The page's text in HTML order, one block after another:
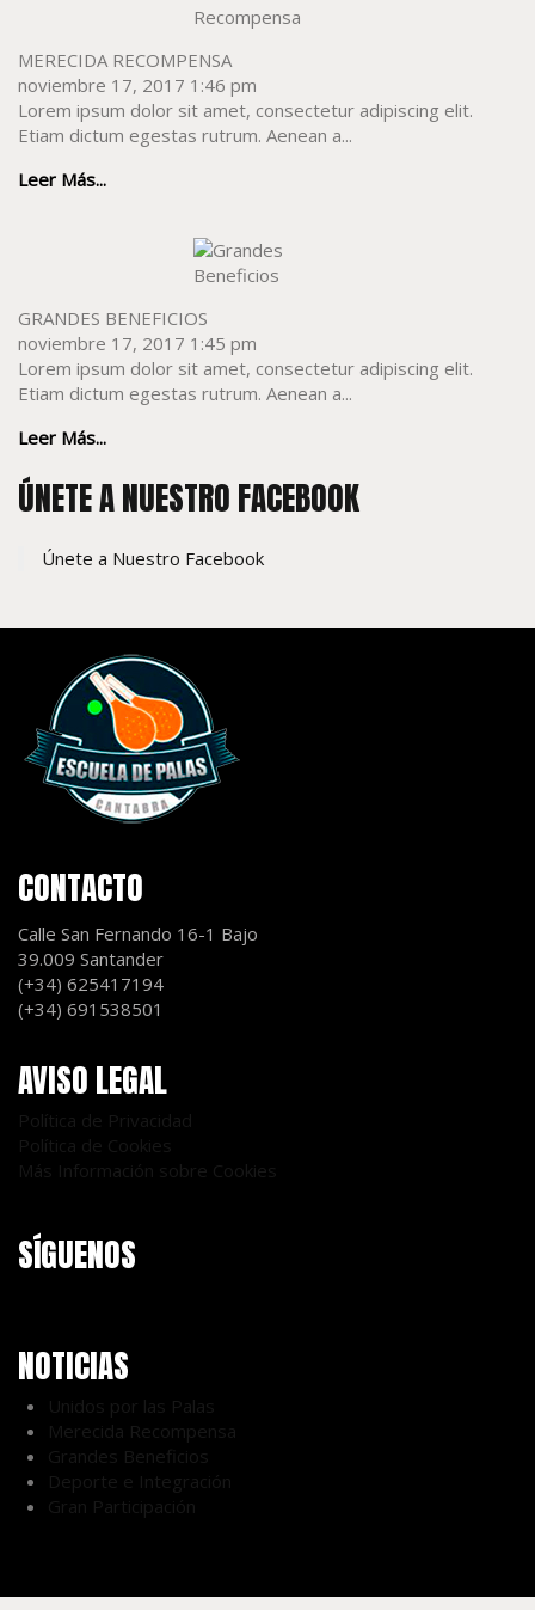
MERECIDA RECOMPENSA
noviembre 17, 2017 1:46 pm
Lorem ipsum dolor sit amet, consectetur adipiscing elit.
Etiam dictum egestas rutrum. Aenean a...
Leer Más...
GRANDES BENEFICIOS
noviembre 17, 2017 1:45 pm
Lorem ipsum dolor sit amet, consectetur adipiscing elit.
Etiam dictum egestas rutrum. Aenean a...
Leer Más...
ÚNETE A NUESTRO FACEBOOK
Únete a Nuestro Facebook
CONTACTO
Calle San Fernando 16-1 Bajo
39.009 Santander
(+34) 625417194
(+34) 691538501
AVISO LEGAL
SÍGUENOS
NOTICIAS